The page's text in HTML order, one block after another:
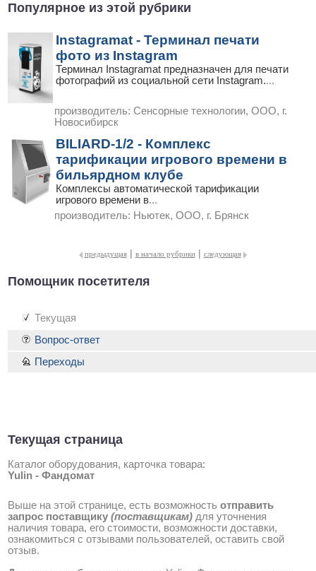
Популярное из этой рубрики
Instagramat - Терминал печати
фото из Instagram
Терминал Instagramat предназначен для печати
фотографий из социальной сети Instagram....
производитель: Сенсорные технологии, ООО, г.
Новосибирск
BILIARD-1/2 - Комплекс
тарификации игрового времени в
бильярдном клубе
Комплексы автоматической тарификации
игрового времени в...
производитель: Ньютек, ООО, г. Брянск
предыдущая | в начало рубрики | следующая
Помощник посетителя
Текущая
Текущая страница
Каталог оборудования, карточка товара:
Yulin - Фандомат
Выше на этой странице, есть возможность отправить
запрос поставщику (поставщикам) для уточнения
наличия товара, его стоимости, возможности доставки,
ознакомиться с отзывами пользователей, оставить свой
отзыв.
Вопрос-ответ
Переходы